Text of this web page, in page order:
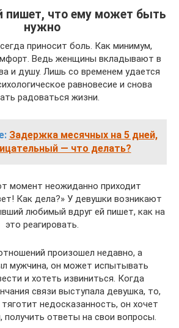
пишет, что ему может быть
нужно
приносит боль. Как минимум,
Ведь женщины вкладывают в
и душу. Лишь со временем удается
равновесие и снова
радоваться жизни.
Задержка месячных на 5 дней,
— что делать?
момент неожиданно приходит
Как дела?» У девушки возникают
любимый вдруг ей пишет, как на
это реагировать.
произошел недавно, а
мужчина, он может испытывать
и хотеть извиниться. Когда
связи выступала девушка, то,
недосказанность, он хочет
ответы на свои вопросы.